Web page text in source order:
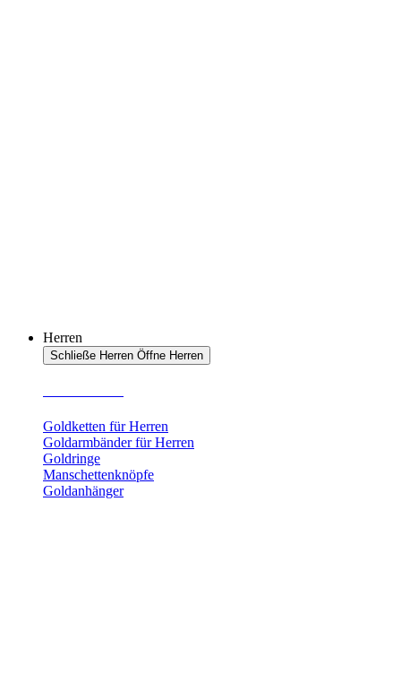
Herren
Schließe Herren Öffne Herren
Goldketten für Herren
Goldarmbänder für Herren
Goldringe
Manschettenknöpfe
Goldanhänger